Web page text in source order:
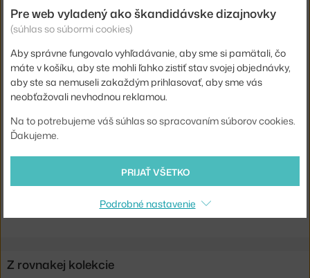
Šírka:
60 cm
Podrúčky:
s podrúčkami
Farba:
hnedá, piesková
Materiál:
chrómovaná oceľ, polypropylén
Stohovateľné:
áno
Sedák:
plast
Podnož:
Shopping from the EU? Switch toAAC 18 Chromed, khaki
Z rovnakej kolekcie
Pre web vyladený ako škandidávske dizajnovky
(súhlas so súbormi cookies)
Aby správne fungovalo vyhľadávanie, aby sme si pamätali, čo
máte v košíku, aby ste mohli ľahko zistiť stav svojej objednávky,
aby ste sa nemuseli zakaždým prihlasovať, aby sme vás
neobťažovali nevhodnou reklamou.
Na to potrebujeme váš súhlas so spracovaním súborov cookies.
Ďakujeme.
PRIJAŤ VŠETKO
Podrobné nastavenie